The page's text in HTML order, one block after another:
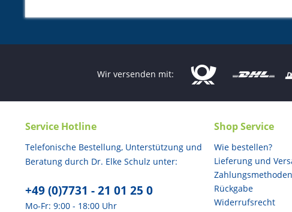
Wir versenden mit:
Service Hotline
Telefonische Bestellung, Unterstützung und
Beratung durch Dr. Elke Schulz unter:
+49 (0)7731 - 21 01 25 0
Mo-Fr: 9:00 - 18:00 Uhr
Shop Service
Wie bestellen?
Lieferung und
Zahlungsmethoden
Rückgabe
Widerrufsrecht